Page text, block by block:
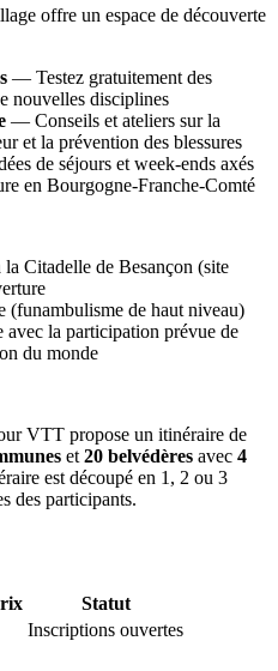
offre un espace de découverte
— Testez gratuitement des
nouvelles disciplines
— Conseils et ateliers sur la
et la prévention des blessures
de séjours et week-ends axés
en Bourgogne-Franche-Comté
Citadelle de Besançon (site
(funambulisme de haut niveau)
avec la participation prévue de
du monde
VTT propose un itinéraire de
et 20 belvédères avec 4
est découpé en 1, 2 ou 3
des participants.
Statut
Inscriptions ouvertes